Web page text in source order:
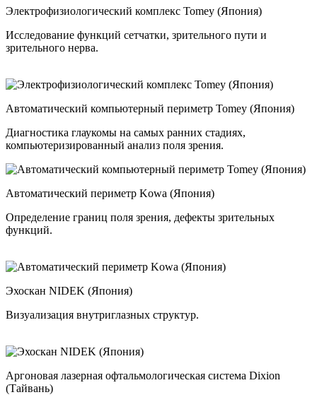
Электрофизиологический комплекс Tomey (Япония)
Исследование функций сетчатки, зрительного пути и
зрительного нерва.
Автоматический компьютерный периметр Tomey (Япония)
Диагностика глаукомы на самых ранних стадиях,
компьютеризированный анализ поля зрения.
Автоматический периметр Kowa (Япония)
Определение границ поля зрения, дефекты зрительных
функций.
Эхоскан NIDEK (Япония)
Визуализация внутриглазных структур.
Аргоновая лазерная офтальмологическая система Dixion
(Тайвань)